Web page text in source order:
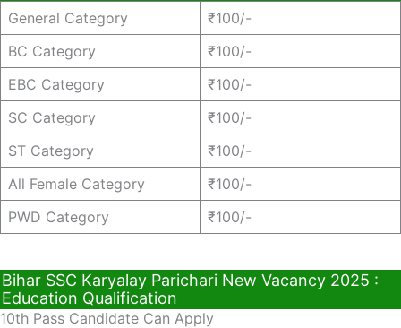
General Category
₹100/-
BC Category
₹100/-
EBC Category
₹100/-
SC Category
₹100/-
ST Category
₹100/-
All Female Category
₹100/-
PWD Category
₹100/-
Bihar SSC Karyalay Parichari New Vacancy 2025 :
Education Qualification
10th Pass Candidate Can Apply